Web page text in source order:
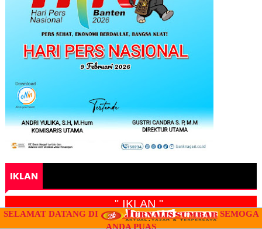
IKLAN
" IKLAN "
SELAMAT DATANG DI
SEMOGA
ANDA PUAS